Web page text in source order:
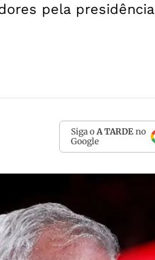
pela presidência
Siga o A TARDE no
Google